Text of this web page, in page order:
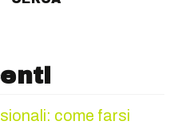
come farsi